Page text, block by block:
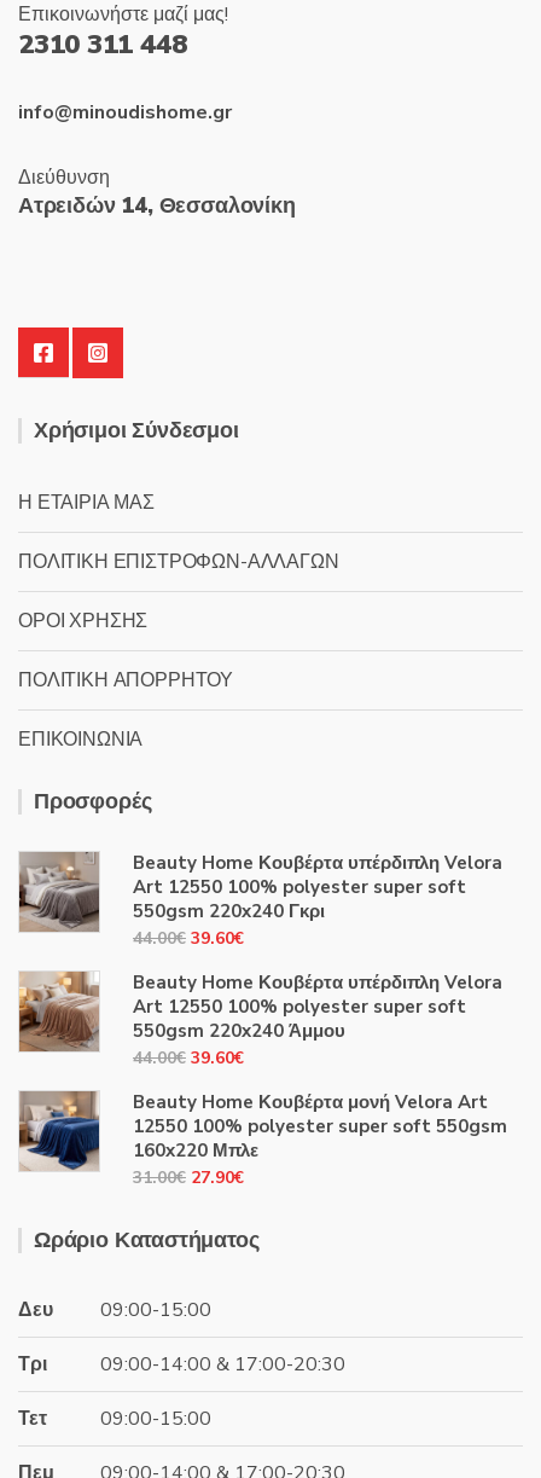
Επικοινωνήστε μαζί μας!
2310 311 448
info@minoudishome.gr
Διεύθυνση
Ατρειδών 14, Θεσσαλονίκη
Χρήσιμοι Σύνδεσμοι
Η ΕΤΑΙΡΙΑ ΜΑΣ
ΠΟΛΙΤΙΚΗ ΕΠΙΣΤΡΟΦΩΝ-ΑΛΛΑΓΩΝ
ΟΡΟΙ ΧΡΗΣΗΣ
ΠΟΛΙΤΙΚΗ ΑΠΟΡΡΗΤΟΥ
ΕΠΙΚΟΙΝΩΝΙΑ
Προσφορές
Beauty Home Κουβέρτα υπέρδιπλη Velora
Art 12550 100% polyester super soft
550gsm 220x240 Γκρι
44.00€ Original
was:
44.00€.
39.60€Η
τιμή
είναι:
39.60€.
Beauty Home Κουβέρτα υπέρδιπλη Velora
Art 12550 100% polyester super soft
550gsm 220x240 Άμμου
44.00€ Original
was:
44.00€.
39.60€Η
τιμή
είναι:
39.60€.
Beauty Home Κουβέρτα μονή Velora Art
12550 100% polyester super soft 550gsm
160x220 Μπλε
31.00€ Original
was:
27.90€Η
τιμή
Ωράριο Καταστήματος
Δευ 09:00-15:00
Τρι 09:00-14:00 & 17:00-20:30
Τετ 09:00-15:00